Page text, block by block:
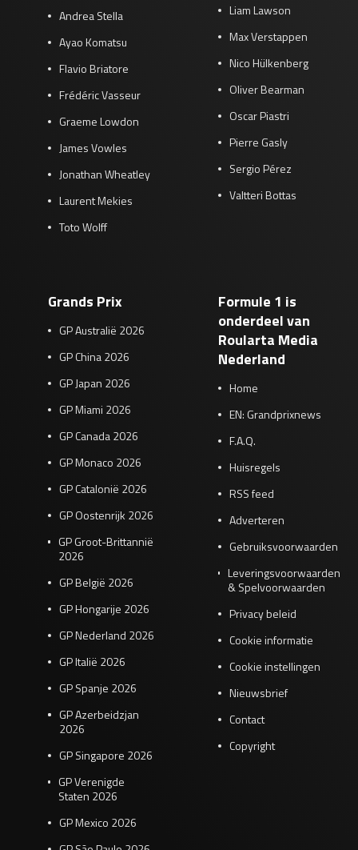
Andrea Stella
Ayao Komatsu
Flavio Briatore
Frédéric Vasseur
Graeme Lowdon
James Vowles
Jonathan Wheatley
Laurent Mekies
Toto Wolff
Liam Lawson
Max Verstappen
Nico Hülkenberg
Oliver Bearman
Oscar Piastri
Pierre Gasly
Sergio Pérez
Valtteri Bottas
Grands Prix
GP Australië 2026
GP China 2026
GP Japan 2026
GP Miami 2026
GP Canada 2026
GP Monaco 2026
GP Catalonië 2026
GP Oostenrijk 2026
GP Groot-Brittannië
2026
GP België 2026
GP Hongarije 2026
GP Nederland 2026
GP Italië 2026
GP Spanje 2026
GP Azerbeidzjan
2026
GP Singapore 2026
GP Verenigde
Staten 2026
GP Mexico 2026
Formule 1 is
onderdeel van
Roularta Media
Nederland
Home
EN: Grandprixnews
F.A.Q.
Huisregels
RSS feed
Adverteren
Gebruiksvoorwaarden
Leveringsvoorwaarden
& Spelvoorwaarden
Privacy beleid
Cookie informatie
Cookie instellingen
Nieuwsbrief
Contact
Copyright